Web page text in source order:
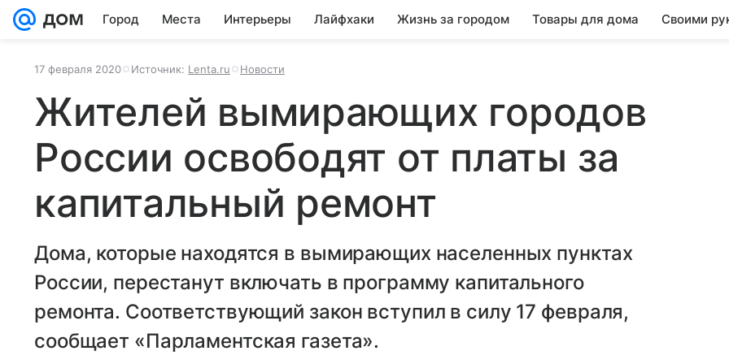
Город Места Интерьеры Лайфхаки Жизнь за городом Товары для дома Своими
17 февраля 2020 Источник: Lenta.ru Новости
Жителей вымирающих городов
России освободят от платы за
капитальный ремонт
Дома, которые находятся в вымирающих населенных пунктах
России, перестанут включать в программу капитального
ремонта. Соответствующий закон вступил в силу 17 февраля,
сообщает «Парламентская газета».